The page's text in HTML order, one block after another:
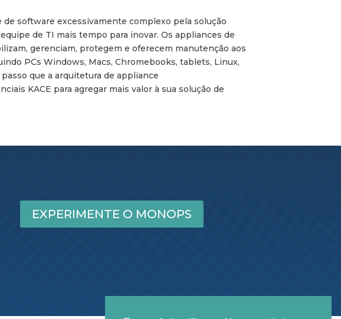
software excessivamente complexo pela solução
de TI mais tempo para inovar. Os appliances de
gerenciam, protegem e oferecem manutenção aos
PCs Windows, Macs, Chromebooks, tablets, Linux,
que a arquitetura de appliance
KACE para agregar mais valor à sua solução de
EXPERIMENTE O MONOPS